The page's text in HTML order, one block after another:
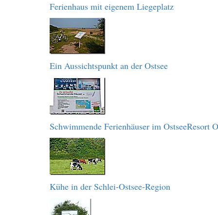
Ferienhaus mit eigenem Liegeplatz
Ein Aussichtspunkt an der Ostsee
Schwimmende Ferienhäuser im OstseeResort
Kühe in der Schlei-Ostsee-Region